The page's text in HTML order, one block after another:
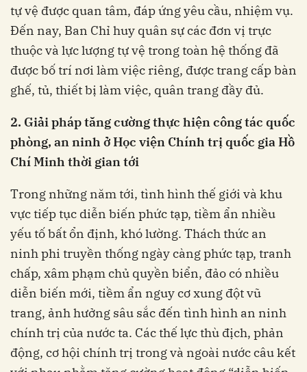
tự vệ được quan tâm, đáp ứng yêu cầu, nhiệm vụ.
Đến nay, Ban Chỉ huy quân sự các đơn vị trực
thuộc và lực lượng tự vệ trong toàn hệ thống đã
được bố trí nơi làm việc riêng, được trang cấp bàn
ghế, tủ, thiết bị làm việc, quân trang đầy đủ.
2. Giải pháp tăng cường thực hiện công tác quốc
phòng, an ninh ở Học viện Chính trị quốc gia Hồ
Chí Minh thời gian tới
Trong những năm tới, tình hình thế giới và khu
vực tiếp tục diễn biến phức tạp, tiềm ẩn nhiều
yếu tố bất ổn định, khó lường. Thách thức an
ninh phi truyền thống ngày càng phức tạp, tranh
chấp, xâm phạm chủ quyền biển, đảo có nhiều
diễn biến mới, tiềm ẩn nguy cơ xung đột vũ
trang, ảnh hưởng sâu sắc đến tình hình an ninh
chính trị của nước ta. Các thế lực thù địch, phản
động, cơ hội chính trị trong và ngoài nước câu kết